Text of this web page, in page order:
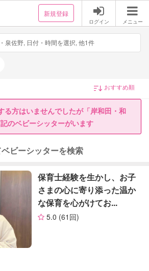
新規登録
ログイン メニュー
泉佐野, 日付・時間を選択, 他1件
る方はいませんでしたが「岸和田・和
のベビーシッターがいます
ビーシッターを検索
保育士経験を生かし、お子
さまの心に寄り添った温か
な保育を心がけてお...
5.0 (61回)